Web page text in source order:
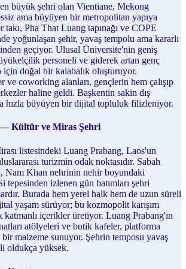
büyük şehri olan Vientiane, Mekong
ama büyüyen bir metropolitan yapıya
takı, Pha That Luang tapınağı ve COPE
yoğunlaşan şehir, yavaş tempolu ama kararlı
geçiyor. Ulusal Üniversite'nin geniş
personeli ve giderek artan genç
doğal bir kalabalık oluşturuyor.
ve coworking alanları, gençlerin hem çalışıp
haline geldi. Başkentin sakin dış
hızla büyüyen bir dijital topluluk filizleniyor.
Kültür ve Miras Şehri
listesindeki Luang Prabang, Laos'un
turizmin odak noktasıdır. Sabah
Nam Khan nehrinin nehir boyundaki
tepesinden izlenen gün batımları şehri
Burada hem yerel halk hem de uzun süreli
yaşam sürüyor; bu kozmopolit karışım
içerikler üretiyor. Luang Prabang'ın
atölyeleri ve butik kafeler, platforma
bir malzeme sunuyor. Şehrin temposu yavaş
oldukça yüksek.